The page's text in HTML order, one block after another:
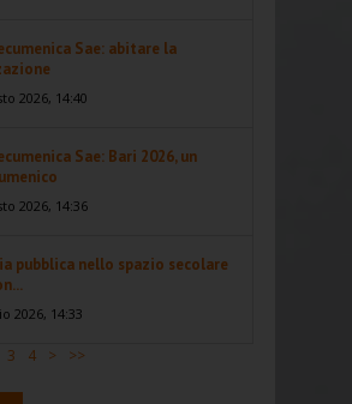
Sae: abitare la
2026, 14:40
Sae: Bari 2026, un
2026, 14:36
pubblica nello spazio secolare
2026, 14:33
3 4 > >>